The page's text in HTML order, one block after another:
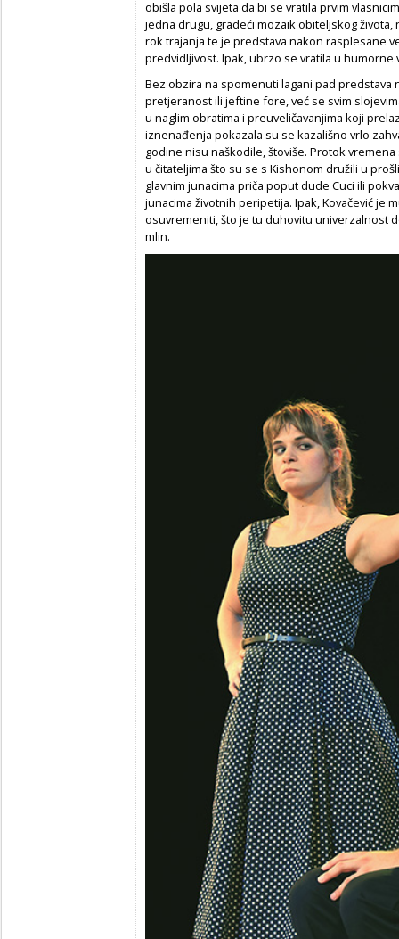
obišla pola svijeta da bi se vratila prvim
jedna drugu, gradeći mozaik obiteljskog
rok trajanja te je predstava nakon rasplesane
predvidljivost. Ipak, ubrzo se vratila u humorne
Bez obzira na spomenuti lagani pad
pretjeranost ili jeftine fore, već se svim
u naglim obratima i preuveličavanjima koji
iznenađenja pokazala su se kazališno vrlo
godine nisu naškodile, štoviše. Protok
u čitateljima što su se s Kishonom družili u
glavnim junacima priča poput dude Cuci ili
junacima životnih peripetija. Ipak, Kovačević je
osuvremeniti, što je tu duhovitu univerzalnost
mlin.